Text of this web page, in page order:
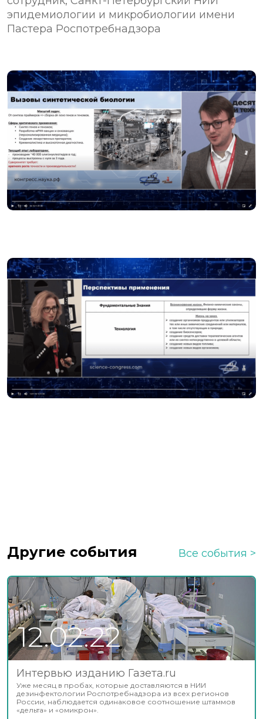
эпидемиологии и микробиологии имени
Пастера Роспотребнадзора
Другие события Все события
12.02.22
Интервью изданию Газета.ru
Уже месяц в пробах, которые доставляются в НИИ
дезинфектологии Роспотребнадзора из всех регионов
России, наблюдается одинаковое соотношение штаммов
«дельта» и «омикрон».